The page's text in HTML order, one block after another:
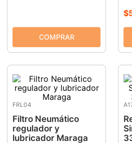
$
FRL04
Filtro Neumático
regulador y
lubricador Maraga